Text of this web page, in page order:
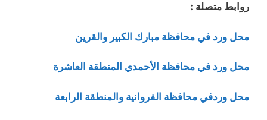
روابط متصلة :
محل ورد في محافظة مبارك الكبير والقرين
محل ورد في محافظة الأحمدي المنطقة العاشرة
محل وردفي محافظة الفروانية والمنطقة الرابعة